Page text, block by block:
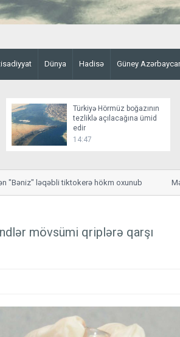
Dünya Hadisə Güney
Türkiyə Hörmüz boğazının
tezliklə açılacağına ümid
edir
14:47
ləqəbli tiktokerə hökm oxunub
mövsümi qriplərə qarşı